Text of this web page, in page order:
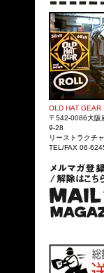
OLD HAT GEAR
〒542-0086大阪
9-28
リーストラクチ
TEL/FAX 06-